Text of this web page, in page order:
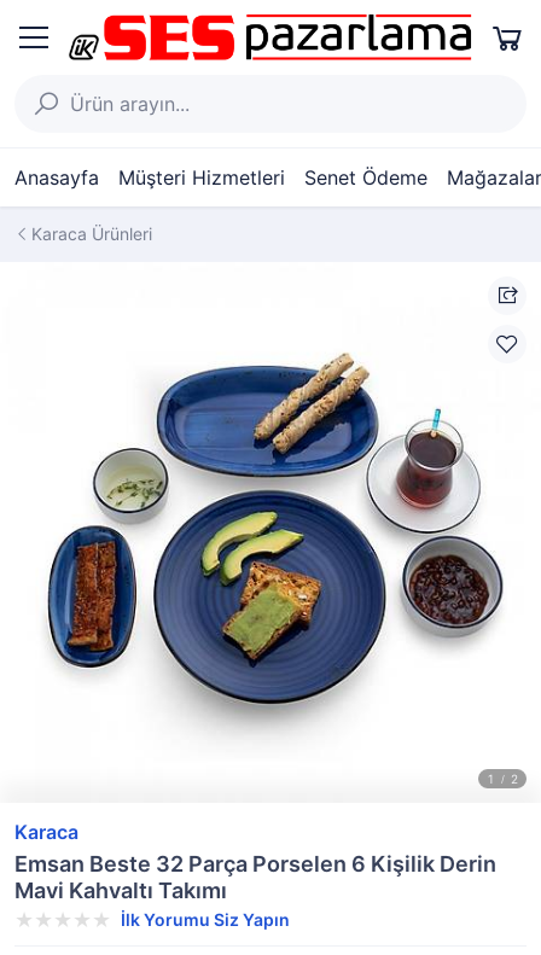
Anasayfa Müşteri Hizmetleri Senet Ödeme
Karaca Ürünleri
Karaca
Emsan Beste 32 Parça Porselen 6 Kişilik Derin
Mavi Kahvaltı Takımı
İlk Yorumu Siz Yapın